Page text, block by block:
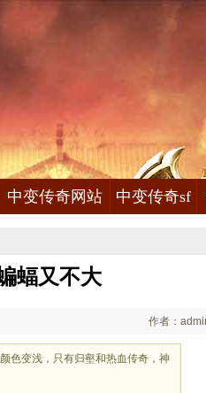
中变传奇网站 中变传奇sf
蝠又不大
作者：
色变浅，只有归壑和热血传奇，神